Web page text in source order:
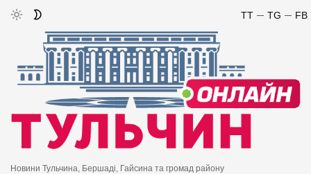
FB
TG
TT
Новини Тульчина, Бершаді, Гайсина та громад району